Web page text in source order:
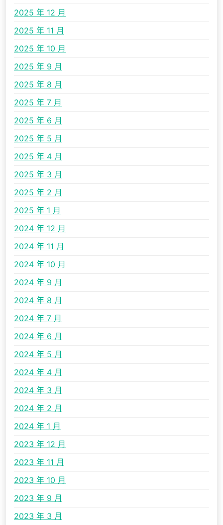
2025 年 12 月
2025 年 11 月
2025 年 10 月
2025 年 9 月
2025 年 8 月
2025 年 7 月
2025 年 6 月
2025 年 5 月
2025 年 4 月
2025 年 3 月
2025 年 2 月
2025 年 1 月
2024 年 12 月
2024 年 11 月
2024 年 10 月
2024 年 9 月
2024 年 8 月
2024 年 7 月
2024 年 6 月
2024 年 5 月
2024 年 4 月
2024 年 3 月
2024 年 2 月
2024 年 1 月
2023 年 12 月
2023 年 11 月
2023 年 10 月
2023 年 9 月
2023 年 3 月